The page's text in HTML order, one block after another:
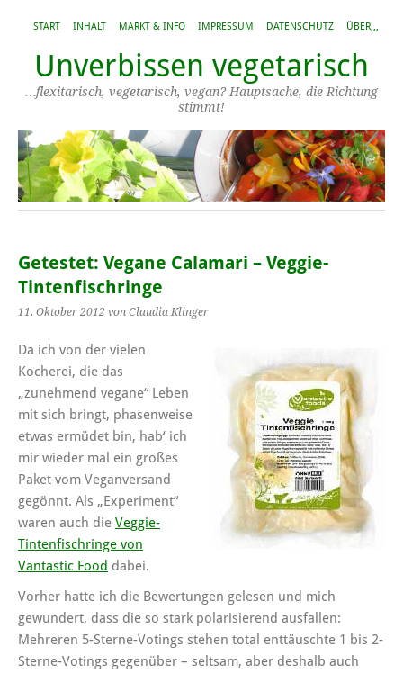
START INHALT MARKT & INFO IMPRESSUM DATENSCHUTZ ÜBER,,,
Unverbissen vegetarisch
…flexitarisch, vegetarisch, vegan? Hauptsache, die Richtung
stimmt!
Getestet: Vegane Calamari – Veggie-
Tintenfischringe
11. Oktober 2012 von Claudia Klinger
Da ich von der vielen
Kocherei, die das
„zunehmend vegane“ Leben
mit sich bringt, phasenweise
etwas ermüdet bin, hab‘ ich
mir wieder mal ein großes
Paket vom Veganversand
gegönnt. Als „Experiment“
waren auch die Veggie-
Tintenfischringe von
Vantastic Food dabei.
Vorher hatte ich die Bewertungen gelesen und mich
gewundert, dass die so stark polarisierend ausfallen:
Mehreren 5-Sterne-Votings stehen total enttäuschte 1 bis 2-
Sterne-Votings gegenüber – seltsam, aber deshalb auch